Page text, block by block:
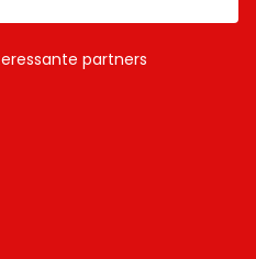
partners